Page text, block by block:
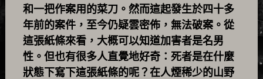
和一把作案用的菜刀。然而這起發生於四十多
年前的案件，至今仍疑雲密佈，無法破案。從
這張紙條來看，大概可以知道加害者是名男
性。但也有很多人直覺地好奇：死者是在什麼
狀態下寫下這張紙條的呢？在人煙稀少的山野